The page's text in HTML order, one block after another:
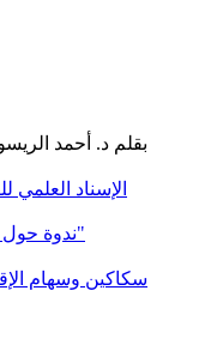
الإسناد
ندوة حول كتاب "العدالة الاجتماعية في الإسلام"
سكاكين وسهام